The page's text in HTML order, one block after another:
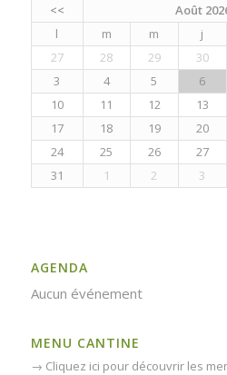
<< Août
l
m m j
27
28 29 30
3
4 5 6
10
11 12 13
17
18 19 20
24
25 26 27
31
1 2 3
AGENDA
Aucun événement
MENU CANTINE
→ Cliquez ici pour découvrir les